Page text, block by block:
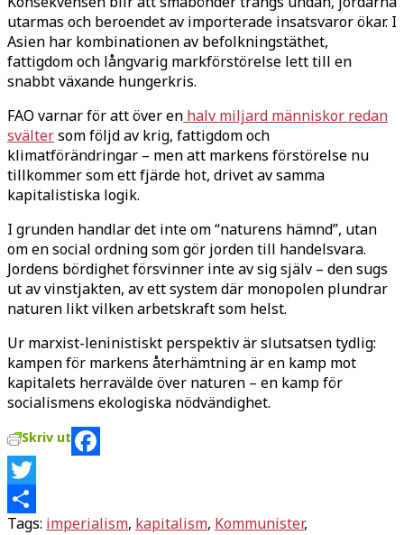
utarmas och beroendet av importerade insatsvaror ökar. I
Asien har kombinationen av befolkningstäthet,
fattigdom och långvarig markförstörelse lett till en
snabbt växande hungerkris.
FAO varnar för att över en halv miljard människor redan
svältersom följd av krig, fattigdom och
klimatförändringar – men att markens förstörelse nu
tillkommer som ett fjärde hot, drivet av samma
kapitalistiska logik.
I grunden handlar det inte om “naturens hämnd”, utan
om en social ordning som gör jorden till handelsvara.
Jordens bördighet försvinner inte av sig själv – den sugs
ut av vinstjakten, av ett system där monopolen plundrar
naturen likt vilken arbetskraft som helst.
Ur marxist-leninistiskt perspektiv är slutsatsen tydlig:
kampen för markens återhämtning är en kamp mot
kapitalets herravälde över naturen – en kamp för
socialismens ekologiska nödvändighet.
Skriv ut
Facebook
Twitter
Dela
Tags: imperialism, kapitalism, Kommunister,